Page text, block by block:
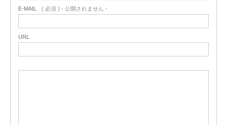
E-MAIL ( 必須 ) - 公開されません -
URL